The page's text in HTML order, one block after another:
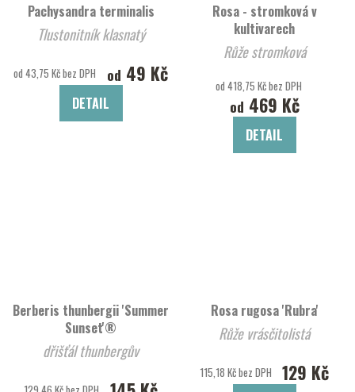
Pachysandra terminalis
Tlustonitník klasnatý
od 43,75 Kč bez DPH od 49 Kč
DETAIL
Rosa - stromková v
kultivarech
Růže stromková
od 418,75 Kč bez DPH
od 469 Kč
DETAIL
Berberis thunbergii 'Summer
Sunset'®
dřišťál thunbergův
Rosa rugosa 'Rubra'
Růže vrásčitolistá
115,18 Kč bez DPH 129 Kč